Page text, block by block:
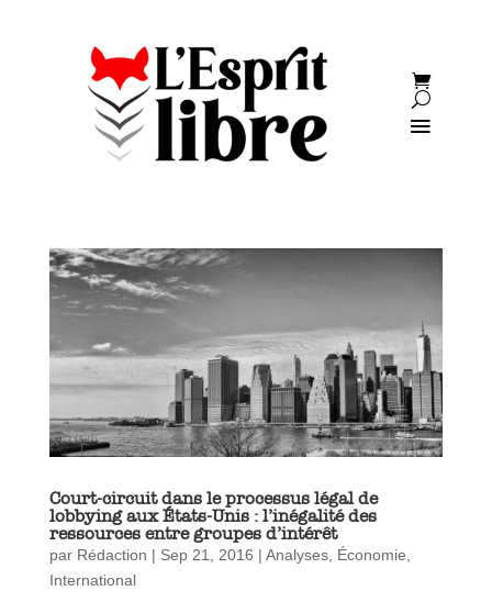
Court-circuit dans le processus légal de
lobbying aux États-Unis : l’inégalité des
ressources entre groupes d’intérêt
par Rédaction | Sep 21, 2016 | Analyses, Économie
International